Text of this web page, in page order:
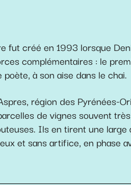
fut créé en 1993 lorsque
complémentaires : le
à son aise dans le chai.
région des Pyrénées-
de vignes souvent
Ils en tirent une large
et sans artifice, en phase